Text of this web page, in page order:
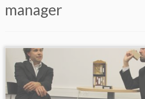
content
manager